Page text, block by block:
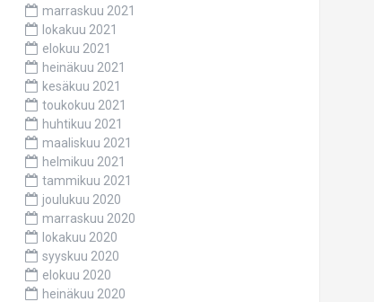
marraskuu 2021
lokakuu 2021
elokuu 2021
heinäkuu 2021
kesäkuu 2021
toukokuu 2021
huhtikuu 2021
maaliskuu 2021
helmikuu 2021
tammikuu 2021
joulukuu 2020
marraskuu 2020
lokakuu 2020
syyskuu 2020
elokuu 2020
heinäkuu 2020